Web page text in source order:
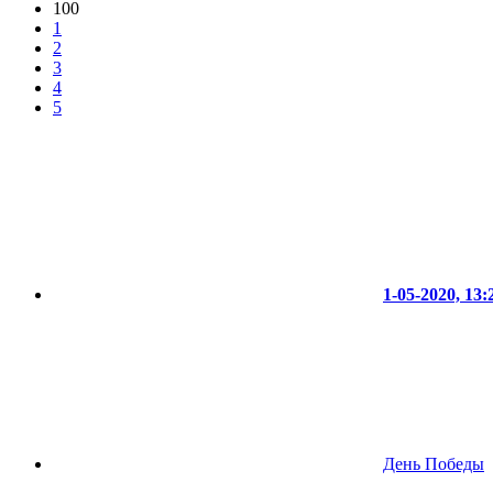
100
1
2
3
4
5
1-05-2020,
День Победы